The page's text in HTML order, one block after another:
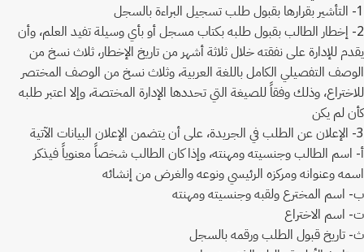
1- التأشير بقرارها بقبول طلب تسجيل البراءة بالسجل
2- إخطار الطالب بقبول طلبه بكتاب مسجل أو بأي وسيلة تفيد العلم، وأن
يقدم للإدارة على نفقته خلال ثلاثة أشهر من تاريخ الإخطار، ثلاث نسخ من
الوصف التفصيلي الكامل باللغة العربية، وثلاث نسخ من الوصف المختصر
للاختراع، وذلك وفقاً للصيغة التي تحددها الإدارة المختصة، وإلا اعتبر طلبه
كأن لم يكن
3- الإعلان عن الطلب في الجريدة، على أن يتضمن الإعلان البيانات الآتية
أ- اسم الطالب وجنسيته ومهنته، وإذا كان الطالب شخصاً معنوياً فيذكر
اسمه وعنوانه ومركزه الرئيسي ونوعه والغرض من إنشائه
ب- اسم المخترع ولقبه وجنسيته ومهنته
ت- اسم الاختراع
ث- تاريخ قبول الطلب ورقمه بالسجل